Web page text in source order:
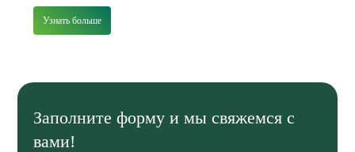
Узнать больше
Заполните форму и мы свяжемся с
вами!